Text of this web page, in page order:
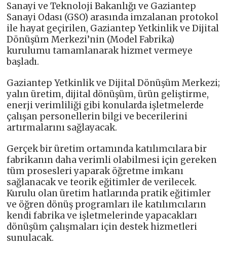
Sanayi ve Teknoloji Bakanlığı ve Gaziantep
Sanayi Odası (GSO) arasında imzalanan protokol
ile hayat geçirilen, Gaziantep Yetkinlik ve Dijital
Dönüşüm Merkezi’nin (Model Fabrika)
kurulumu tamamlanarak hizmet vermeye
başladı.
Gaziantep Yetkinlik ve Dijital Dönüşüm Merkezi;
yalın üretim, dijital dönüşüm, ürün geliştirme,
enerji verimliliği gibi konularda işletmelerde
çalışan personellerin bilgi ve becerilerini
artırmalarını sağlayacak.
Gerçek bir üretim ortamında katılımcılara bir
fabrikanın daha verimli olabilmesi için gereken
tüm prosesleri yaparak öğretme imkanı
sağlanacak ve teorik eğitimler de verilecek.
Kurulu olan üretim hatlarında pratik eğitimler
ve öğren dönüş programları ile katılımcıların
kendi fabrika ve işletmelerinde yapacakları
dönüşüm çalışmaları için destek hizmetleri
sunulacak.